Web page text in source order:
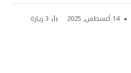
14 أغسطس, 2025 3زيارة